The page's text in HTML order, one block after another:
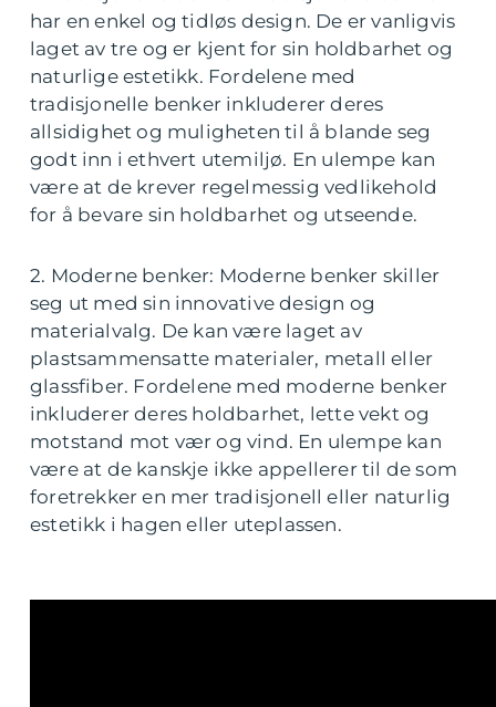
har en enkel og tidløs design. De er vanligvis
laget av tre og er kjent for sin holdbarhet og
naturlige estetikk. Fordelene med
tradisjonelle benker inkluderer deres
allsidighet og muligheten til å blande seg
godt inn i ethvert utemiljø. En ulempe kan
være at de krever regelmessig vedlikehold
for å bevare sin holdbarhet og utseende.
2. Moderne benker: Moderne benker skiller
seg ut med sin innovative design og
materialvalg. De kan være laget av
plastsammensatte materialer, metall eller
glassfiber. Fordelene med moderne benker
inkluderer deres holdbarhet, lette vekt og
motstand mot vær og vind. En ulempe kan
være at de kanskje ikke appellerer til de som
foretrekker en mer tradisjonell eller naturlig
estetikk i hagen eller uteplassen.